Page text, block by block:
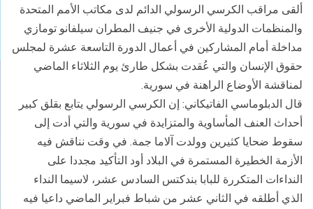
ألقى مراقب الكرسي الرسولي الدائم لدى مكاتب الأمم المتحدة
والمنظمات الدولية الأخرى في جنيف المطران سيلفانو تومازي
مداخلة أمام المشاركين في أعمال الدورة التاسعة عشرة لمجلس
حقوق الإنسان والتي عُقدت بشكل طارئ يوم الثلاثاء الماضي
لمناقشة الأوضاع الراهنة في سورية.
قال الدبلوماسي الفاتيكاني: إن الكرسي الرسولي يتابع بقلق كبير
أحداث العنف المأساوية والمتزايدة في سورية والتي أدت إلى
سقوط ضحايا كثيرين وولدت آلاما جمة. في وقت نناقش فيه
الأزمة الخطيرة المستمرة في البلاد أود التأكيد مجددا على
النداءات المتكررة للبابا بندكتس السادس عشر، لاسيما النداء
الذي أطلقه في الثاني عشر من شباط فبراير الماضي داعيا فيه